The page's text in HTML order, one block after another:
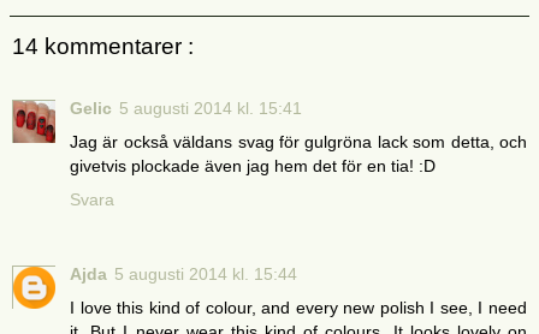
14 kommentarer :
Gelic 5 augusti 2014 kl. 15:41
Jag är också väldans svag för gulgröna lack som detta, och
givetvis plockade även jag hem det för en tia! :D
Svara
Ajda 5 augusti 2014 kl. 15:44
I love this kind of colour, and every new polish I see, I need